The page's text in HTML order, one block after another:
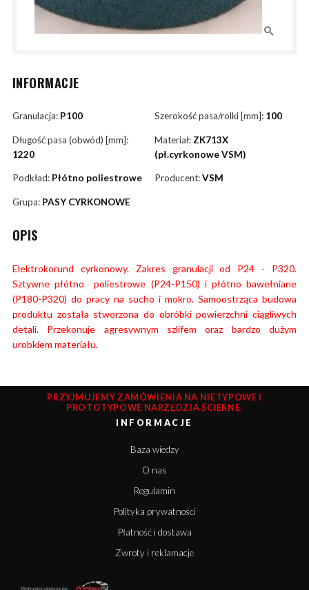
INFORMACJE
Granulacja: P100 Szerokość pasa/rolki [mm]: 100
Długość pasa (obwód) [mm]:
1220
Materiał: ZK713X
(pł.cyrkonowe VSM)
Podkład: Płótno poliestrowe Producent:VSM
Grupa: PASY CYRKONOWE
OPIS
Elektrokorund cyrkonowy. Zakres granulacji od P24 - P320.
Sztywne płótno poliestrowe (P24-P150) i płótno bawełniane
(P180-P320) do pracy na sucho i mokro. Samoostrząca budowa
produktu została stworzona do obróbki powierzchni ciągliwych
detali. Przekonuje agresywnym szlifem oraz bardzo dużym
urobkiem materiału.
PRZYJMUJEMY ZAMÓWIENIA NA NIETYPOWE I
PROTOTYPOWE NARZĘDZIA ŚCIERNE.
INFORMACJE
Baza wiedzy
O nas
Regulamin
Polityka prywatności
Płatność i dostawa
Zwroty i reklamacje